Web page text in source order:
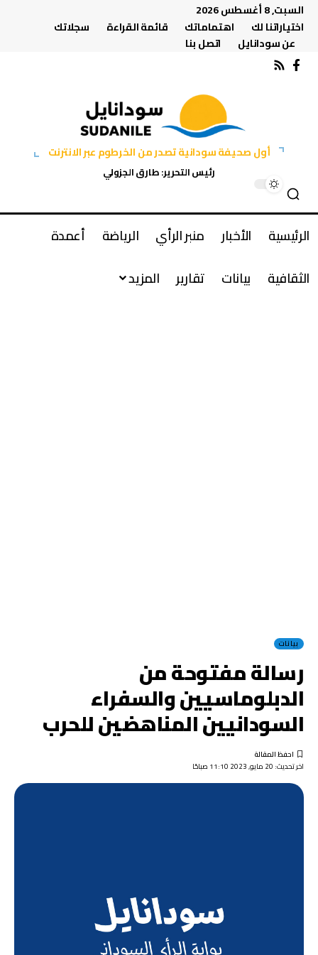
السبت, 8 أغسطس 2026
اختياراتنا لك
اهتماماتك قائمة القراءة
سجلاتك
عن سودانايل
اتصل بنا
أول صحيفة سودانية تصدر من الخرطوم عبر الانترنت
رئيس التحرير: طارق الجزولي
الرئيسية الأخبار منبر الرأي الرياضة
أعمدة
الثقافية
بيانات تقارير المزيد
بيانات
رسالة مفتوحة من
الدبلوماسيين والسفراء
السودانيين المناهضين للحرب
اخر تحديث: 20 مايو, 2023 11:10 صباحًا